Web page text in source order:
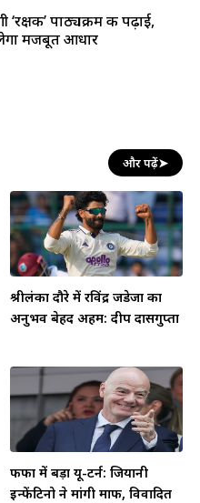
पाठ्यक्रम की पढ़ाई,
मजबूत आधार
और पढ़ें➤
श्रीलंका दौरे में रविंद्र जडेजा का
अनुभव बेहद अहम: दीप दासगुप्ता
फीफा में बड़ा यू-टर्न: जियानी
इन्फेंटिनो ने मांगी माफी, विवादित